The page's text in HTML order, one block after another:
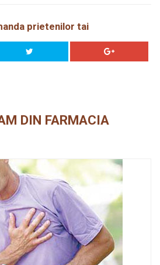
prietenilor tai
DIN FARMACIA